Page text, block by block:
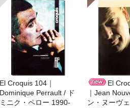
El Croquis 104｜
Dominique Perrault / ド
ミニク・ペロー 1990-
El
｜Jean
ン・ヌーヴ